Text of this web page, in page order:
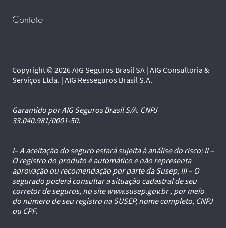
Contato
Copyright © 2026 AIG Seguros Brasil SA | AIG Consultoria &
Serviços Ltda. | AIG Resseguros Brasil S.A.
Garantido por AIG Seguros Brasil S/A. CNPJ
33.040.981/0001-50.
I– A aceitação do seguro estará sujeita à análise do risco; II –
O registro do produto é automático e não representa
aprovação ou recomendação por parte da Susep; III – O
segurado poderá consultar a situação cadastral de seu
corretor de seguros, no site www.susep.gov.br , por meio
do número de seu registro na SUSEP, nome completo, CNPJ
ou CPF.